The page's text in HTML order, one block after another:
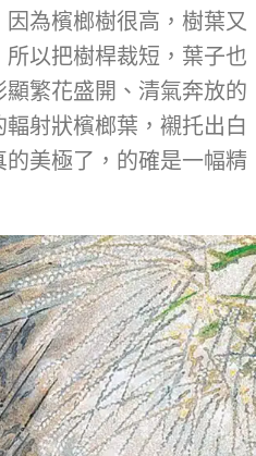
為檳榔樹很高，樹葉又
以把樹桿裁短，葉子也
繁花盛開、清氣奔放的
射狀檳榔葉，襯托出白
美極了，的確是一幅精